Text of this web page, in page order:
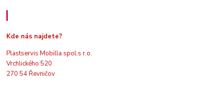
Kde nás najdete?
Plastservis Mobilla spol.s r.o.
Vrchlického 520
270 54 Řevničov